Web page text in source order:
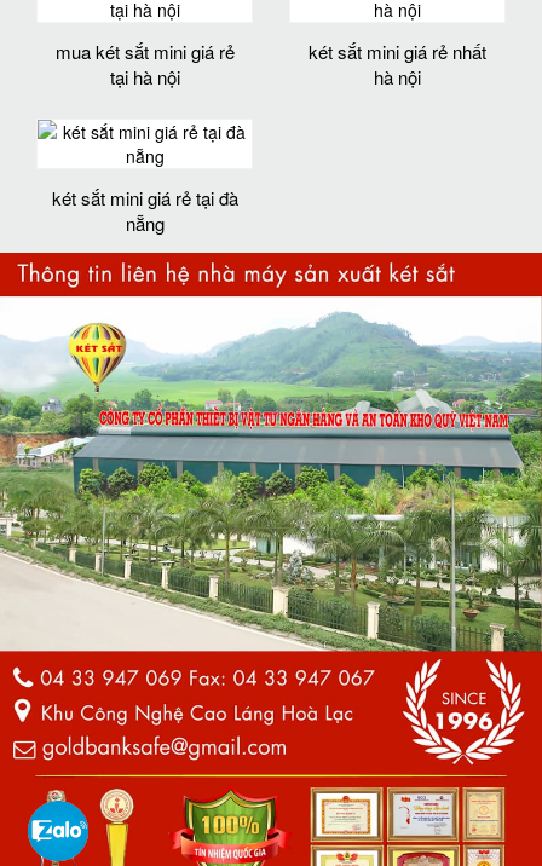
mua két sắt mini giá rẻ
tại hà nội
két sắt mini giá rẻ nhất
hà nội
két sắt mini giá rẻ tại đà
nẵng